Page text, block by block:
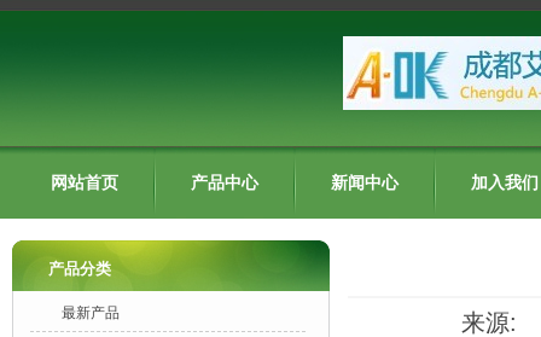
网站首页 产品中心 新闻中心 加入我们
来源:
产品分类
最新产品